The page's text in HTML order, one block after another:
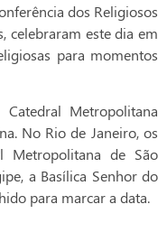
dos Religiosos
celebraram este dia em
para momentos
Metropolitana
No Rio de Janeiro, os
Metropolitana de São
a Basílica Senhor do
para marcar a data.